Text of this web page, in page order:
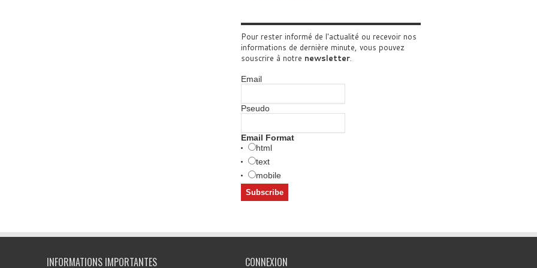
Pour rester informé de l'actualité ou recevoir nos
informations de dernière minute, vous pouvez
souscrire à notre newsletter.
Email
Pseudo
Email Format
html
text
mobile
INFORMATIONS IMPORTANTES CONNEXION